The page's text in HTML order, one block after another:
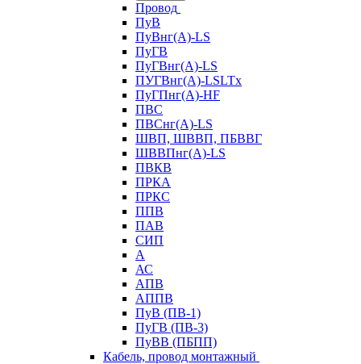
Провод
ПуВ
ПуВнг(А)-LS
ПуГВ
ПуГВнг(А)-LS
ПУГВнг(А)-LSLTx
ПуГПнг(А)-HF
ПВС
ПВСнг(А)-LS
ШВП, ШВВП, ПБВВГ
ШВВПнг(А)-LS
ПВКВ
ПРКА
ПРКС
ППВ
ПАВ
СИП
А
АС
АПВ
АППВ
ПуВ (ПВ-1)
ПуГВ (ПВ-3)
ПуВВ (ПБПП)
Кабель, провод монтажный